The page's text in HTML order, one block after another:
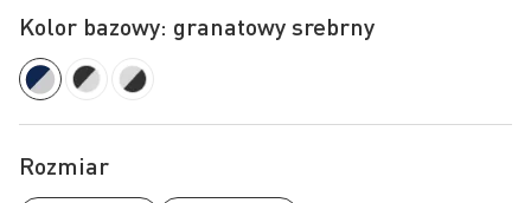
Kolor bazowy: granatowy srebrny
Rozmiar